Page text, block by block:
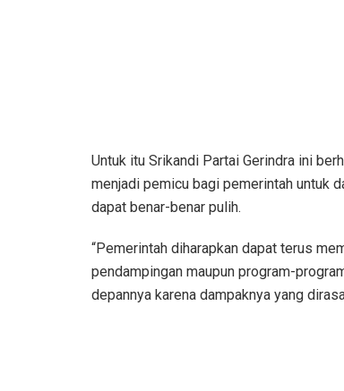
Untuk itu Srikandi Partai Gerindra ini
menjadi pemicu bagi pemerintah untuk
dapat benar-benar pulih.
“Pemerintah diharapkan dapat terus
pendampingan maupun program-
depannya karena dampaknya yang